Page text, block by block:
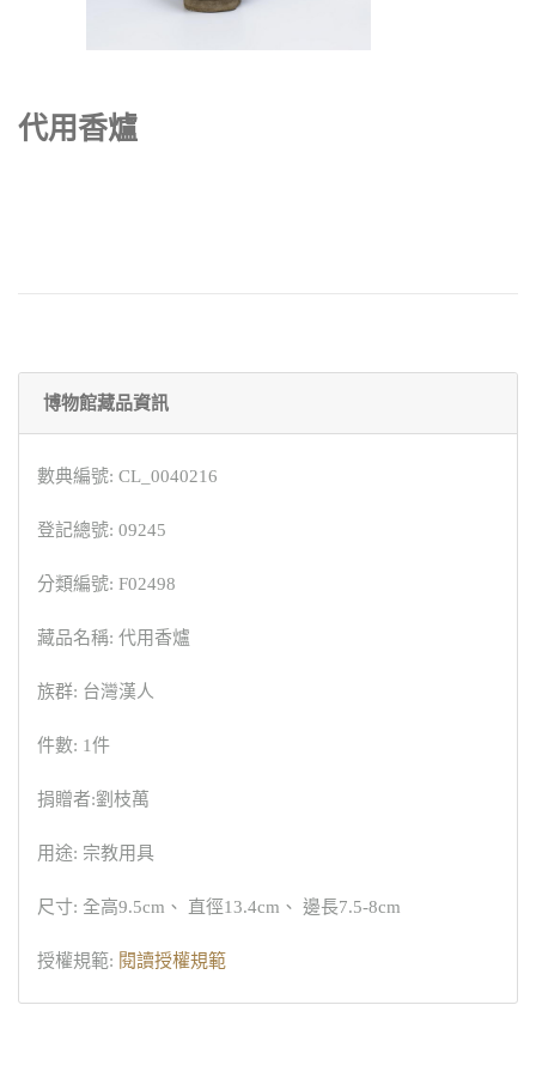
代用香爐
博物館藏品資訊
數典編號: CL_0040216
登記總號: 09245
分類編號: F02498
藏品名稱: 代用香爐
族群: 台灣漢人
件數: 1件
捐贈者:劉枝萬
用途: 宗教用具
尺寸: 全高9.5cm、 直徑13.4cm、 邊長7.5-8cm
授權規範: 閱讀授權規範